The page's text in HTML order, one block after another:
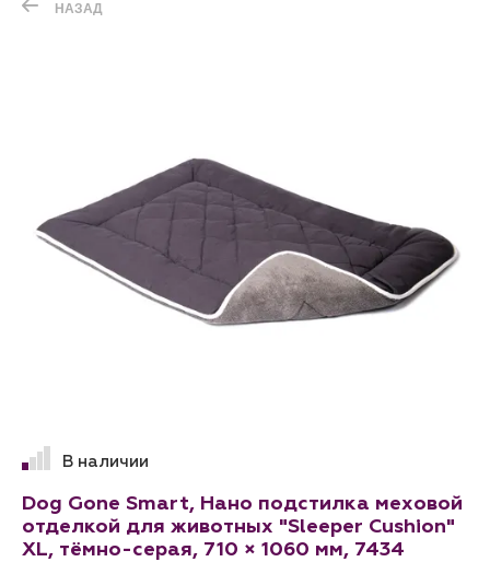
НАЗАД
В наличии
Dog Gone Smart, Нано подстилка меховой
отделкой для животных "Sleeper Cushion"
XL, тёмно-серая, 710 × 1060 мм, 7434